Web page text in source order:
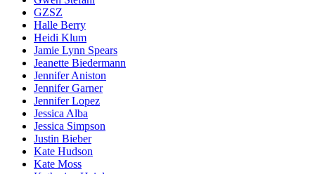
GZSZ
Halle Berry
Heidi Klum
Jamie Lynn Spears
Jeanette Biedermann
Jennifer Aniston
Jennifer Garner
Jennifer Lopez
Jessica Alba
Jessica Simpson
Justin Bieber
Kate Hudson
Kate Moss